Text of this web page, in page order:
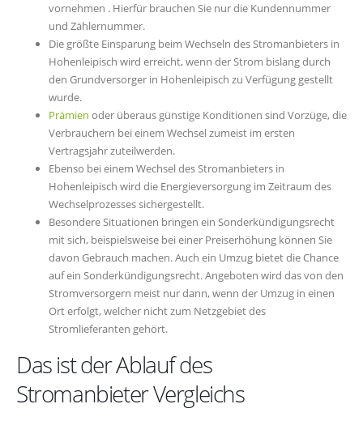
vornehmen . Hierfür brauchen Sie nur die Kundennummer
und Zählernummer.
Die größte Einsparung beim Wechseln des Stromanbieters in
Hohenleipisch wird erreicht, wenn der Strom bislang durch
den Grundversorger in Hohenleipisch zu Verfügung gestellt
wurde.
Prämien oder überaus günstige Konditionen sind Vorzüge, die
Verbrauchern bei einem Wechsel zumeist im ersten
Vertragsjahr zuteilwerden.
Ebenso bei einem Wechsel des Stromanbieters in
Hohenleipisch wird die Energieversorgung im Zeitraum des
Wechselprozesses sichergestellt.
Besondere Situationen bringen ein Sonderkündigungsrecht
mit sich, beispielsweise bei einer Preiserhöhung können Sie
davon Gebrauch machen. Auch ein Umzug bietet die Chance
auf ein Sonderkündigungsrecht. Angeboten wird das von den
Stromversorgern meist nur dann, wenn der Umzug in einen
Ort erfolgt, welcher nicht zum Netzgebiet des
Stromlieferanten gehört.
Das ist der Ablauf des
Stromanbieter Vergleichs